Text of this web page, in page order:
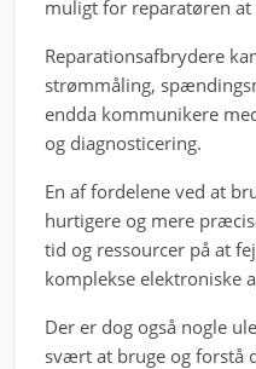
muligt for reparatøren at
Reparationsafbrydere
strømmåling,
endda kommunikere
og diagnosticering.
En af fordelene ved at
hurtigere og mere
tid og ressourcer på at
komplekse elektroniske
Der er dog også nogle
svært at bruge og forstå